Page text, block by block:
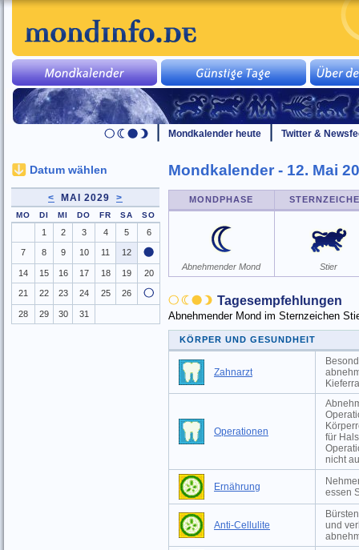
Mondkalender heute Twitter &
Mondkalender - 12. Mai
MONDPHASE
Abnehmender Mond Stier
Tagesempfehlungen
Abnehmender Mond im Sternzeichen
KÖRPER UND GESUNDHEIT
Zahnarzt
Operationen
für
nicht
Ernährung
essen
Anti-Cellulite
und
Datum wählen
< MAI 2029 >
MO DI MI DO FR SA SO
1 2 3 4 5 6
7 8 9 10 11 12
14 15 16 17 18 19 20
21 22 23 24 25 26
28 29 30 31